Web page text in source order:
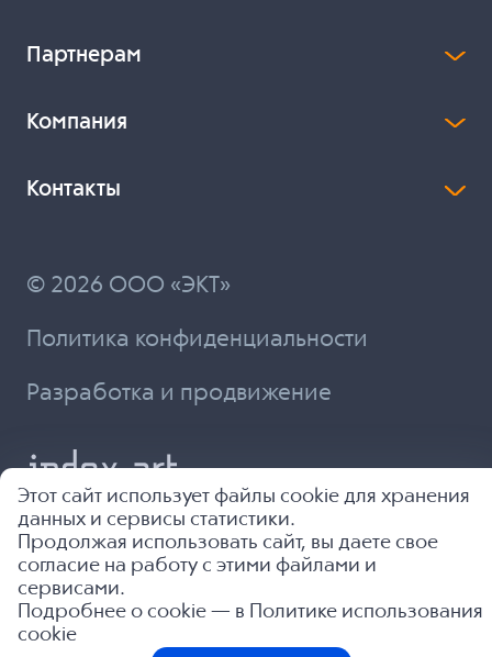
Партнерам
Компания
Контакты
© 2026 ООО «ЭКТ»
Политика конфиденциальности
Разработка и продвижение
Этот сайт использует файлы cookie для хранения
данных и сервисы статистики.
Продолжая использовать сайт, вы даете свое
согласие на работу с этими файлами и
сервисами.
Подробнее о cookie — в
Политике использования
cookie